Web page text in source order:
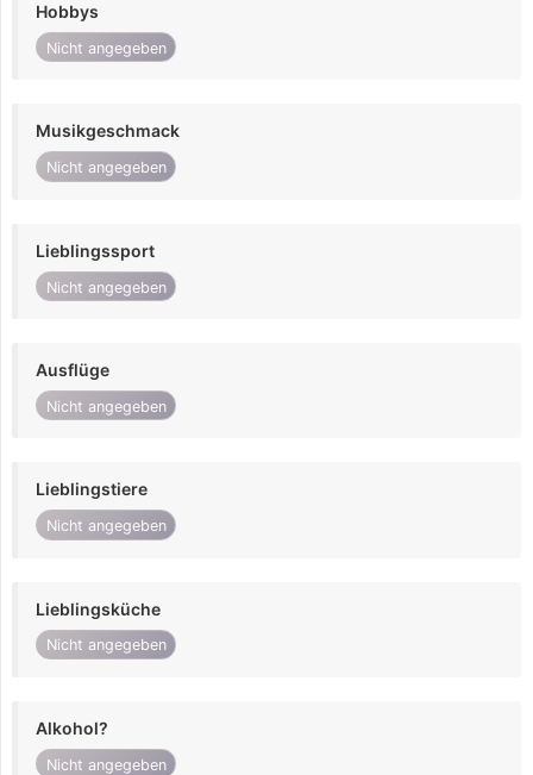
Hobbys
Nicht angegeben
Musikgeschmack
Nicht angegeben
Lieblingssport
Nicht angegeben
Ausflüge
Nicht angegeben
Lieblingstiere
Nicht angegeben
Lieblingsküche
Nicht angegeben
Alkohol?
Nicht angegeben